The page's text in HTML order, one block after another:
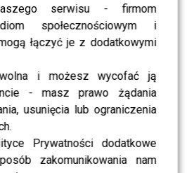
serwisu - firmom
społecznościowym i
łączyć je z dodatkowymi
i możesz wycofać ją
- masz prawo żądania
usunięcia lub ograniczenia
Prywatności dodatkowe
zakomunikowania nam
i przedmiotowe
psa jest
się pan sam
tej budy, do
przy tych
i brudnych
pan